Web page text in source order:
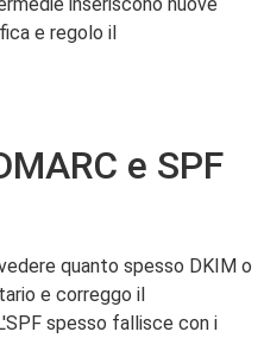
e regolo il
e SPF
quanto spesso DKIM o
e correggo il
spesso fallisce con i